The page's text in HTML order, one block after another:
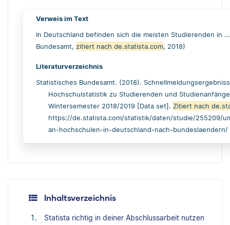
Verweis im Text
In Deutschland befinden sich die meisten Studierenden in
Bundesamt, zitiert nach de.statista.com, 2018)
Literaturverzeichnis
Statistisches Bundesamt. (2018).
Hochschulstatistik zu Studierenden und
Wintersemester 2018/2019 [Data set]. Zitiert nach
https://de.statista.com/statistik/daten/studie/255209/
an-hochschulen-in-deutschland-nach-bundeslaendern/
Inhaltsverzeichnis
Statista richtig in deiner Abschlussarbeit nutzen